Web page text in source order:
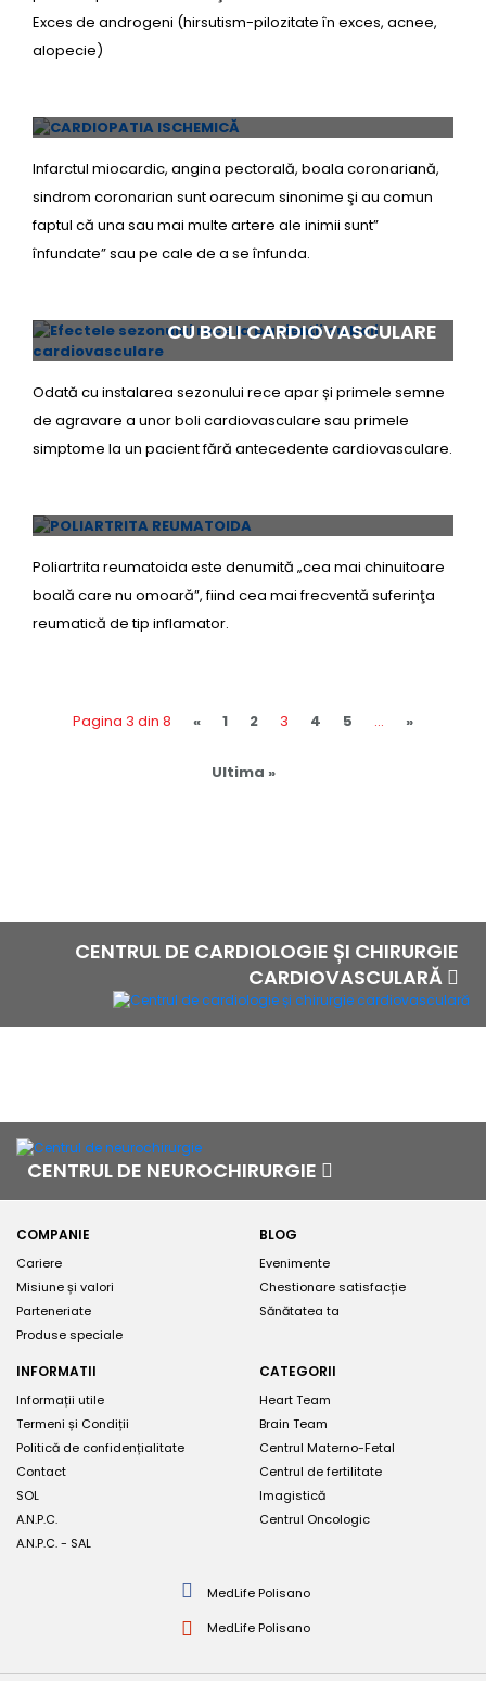
Exces de androgeni (hirsutism-pilozitate în exces, acnee,
alopecie)
Infarctul miocardic, angina pectorală, boala coronariană,
sindrom coronarian sunt oarecum sinonime şi au comun
faptul că una sau mai multe artere ale inimii sunt”
înfundate” sau pe cale de a se înfunda.
CU BOLI CARDIOVASCULARE
Odată cu instalarea sezonului rece apar și primele semne
de agravare a unor boli cardiovasculare sau primele
simptome la un pacient fără antecedente cardiovasculare.
Poliartrita reumatoida este denumită „cea mai chinuitoare
boală care nu omoară”, fiind cea mai frecventă suferinţa
reumatică de tip inflamator.
Pagina 3 din 8 « 1 2 3 4 5 ... »
Ultima »
CENTRUL DE CARDIOLOGIE ȘI CHIRURGIE
CARDIOVASCULARĂ
CENTRUL DE NEUROCHIRURGIE
COMPANIE
Cariere
Misiune și valori
Parteneriate
Produse speciale
BLOG
Evenimente
Chestionare satisfacție
Sănătatea ta
INFORMATII
Informații utile
Termeni și Condiții
Politică de confidențialitate
Contact
SOL
A.N.P.C.
A.N.P.C. - SAL
CATEGORII
Heart Team
Brain Team
Centrul Materno-Fetal
Centrul de fertilitate
Imagistică
Centrul Oncologic
MedLife Polisano
MedLife Polisano